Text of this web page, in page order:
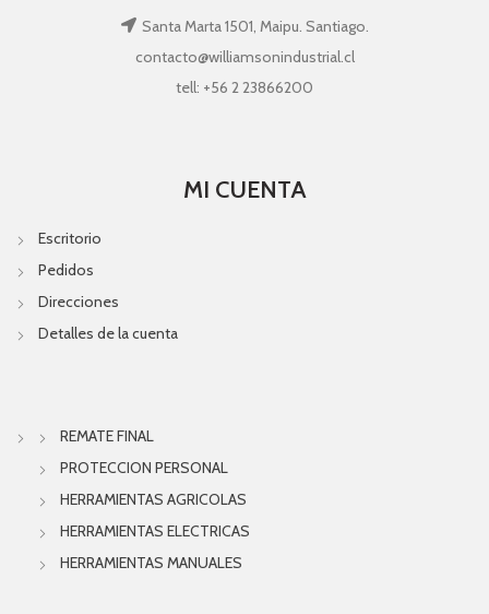
Santa Marta 1501, Maipu. Santiago.
contacto@williamsonindustrial.cl
tell: +56 2 23866200
MI CUENTA
Escritorio
Pedidos
Direcciones
Detalles de la cuenta
REMATE FINAL
PROTECCION PERSONAL
HERRAMIENTAS AGRICOLAS
HERRAMIENTAS ELECTRICAS
HERRAMIENTAS MANUALES